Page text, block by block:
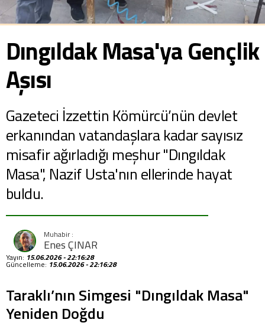
Dıngıldak Masa'ya Gençlik
Aşısı
Gazeteci İzzettin Kömürcü’nün devlet
erkanından vatandaşlara kadar sayısız
misafir ağırladığı meşhur "Dıngıldak
Masa", Nazif Usta'nın ellerinde hayat
buldu.
Enes ÇINAR
Yayın: 15.06.2026 - 22:16:28
Güncelleme: 15.06.2026 - 22:16:28
Taraklı’nın Simgesi "Dıngıldak Masa"
Yeniden Doğdu